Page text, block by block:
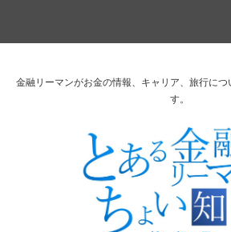
金融リーマンがお金の情報、キャリア、旅行に
す。